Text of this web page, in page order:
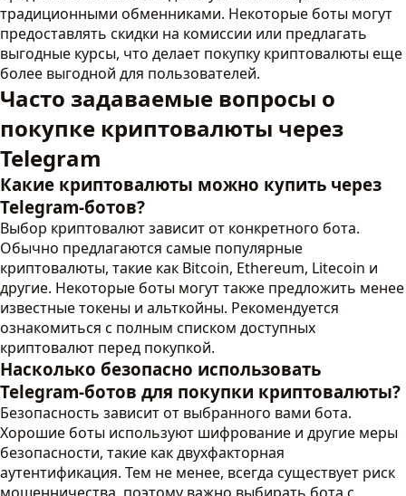
традиционными обменниками. Некоторые боты могут
предоставлять скидки на комиссии или предлагать
выгодные курсы, что делает покупку криптовалюты еще
более выгодной для пользователей.
Часто задаваемые вопросы о
покупке криптовалюты через
Telegram
Какие криптовалюты можно купить через
Telegram-ботов?
Выбор криптовалют зависит от конкретного бота.
Обычно предлагаются самые популярные
криптовалюты, такие как Bitcoin, Ethereum, Litecoin и
другие. Некоторые боты могут также предложить менее
известные токены и альткойны. Рекомендуется
ознакомиться с полным списком доступных
криптовалют перед покупкой.
Насколько безопасно использовать
Telegram-ботов для покупки криптовалюты?
Безопасность зависит от выбранного вами бота.
Хорошие боты используют шифрование и другие меры
безопасности, такие как двухфакторная
аутентификация. Тем не менее, всегда существует риск